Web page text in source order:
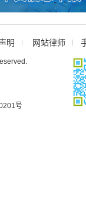
明 网站律师
号